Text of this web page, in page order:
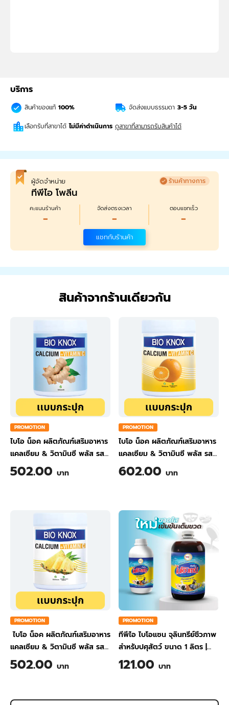
บริการ
สินค้าของแท้ 100% จัดส่งแบบธรรมดา 3-5 วัน
เลือกรับที่สาขาได้ ไม่มีค่าดำเนินการ ดูสาขาที่สามารถรับสินค้าได้
ผู้จัดจำหน่าย ร้านค้าทางการ
ทีพีไอ โพลีน
คะแนนร้านค้า
-
จัดส่งตรงเวลา
-
ตอบแชทเร็ว
-
แชทกับร้านค้า
สินค้าจากร้านเดียวกัน
PROMOTION
ไบโอ น็อค ผลิตภัณฑ์เสริมอาหาร
แคลเซียม & วิตามินซี พลัส รส
ขิง ขนาด 200 กรัม
502.00 บาท
PROMOTION
ไบโอ น็อค ผลิตภัณฑ์เสริมอาหาร
แคลเซียม & วิตามินซี พลัส รส
ส้ม ขนาด 200 กรัม
602.00 บาท
PROMOTION
ไบโอ น็อค ผลิตภัณฑ์เสริมอาหาร
แคลเซียม & วิตามินซี พลัส รส
สับปะรด ขนาด 200 กรัม
502.00 บาท
PROMOTION
ทีพีไอ ไบโอแซน จุลินทรีย์ชีวภาพ
สำหรับปศุสัตว์ ขนาด 1 ลิตร
TPI BIO-SAN Organic
Wastewater Treatment for
121.00 บาท